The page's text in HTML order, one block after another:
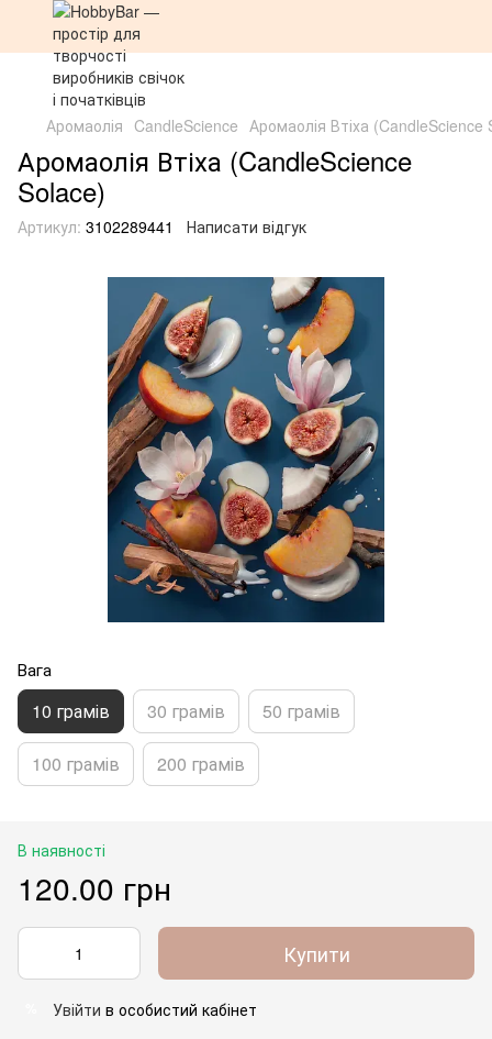
Аромаолія CandleScience Аромаолія Втіха (CandleScience
Аромаолія Втіха (CandleScience
Solace)
Артикул: 3102289441 Написати відгук
Вага
10 грамів 30 грамів 50 грамів
100 грамів 200 грамів
В наявності
120.00 грн
Купити
Увійти в особистий кабінет